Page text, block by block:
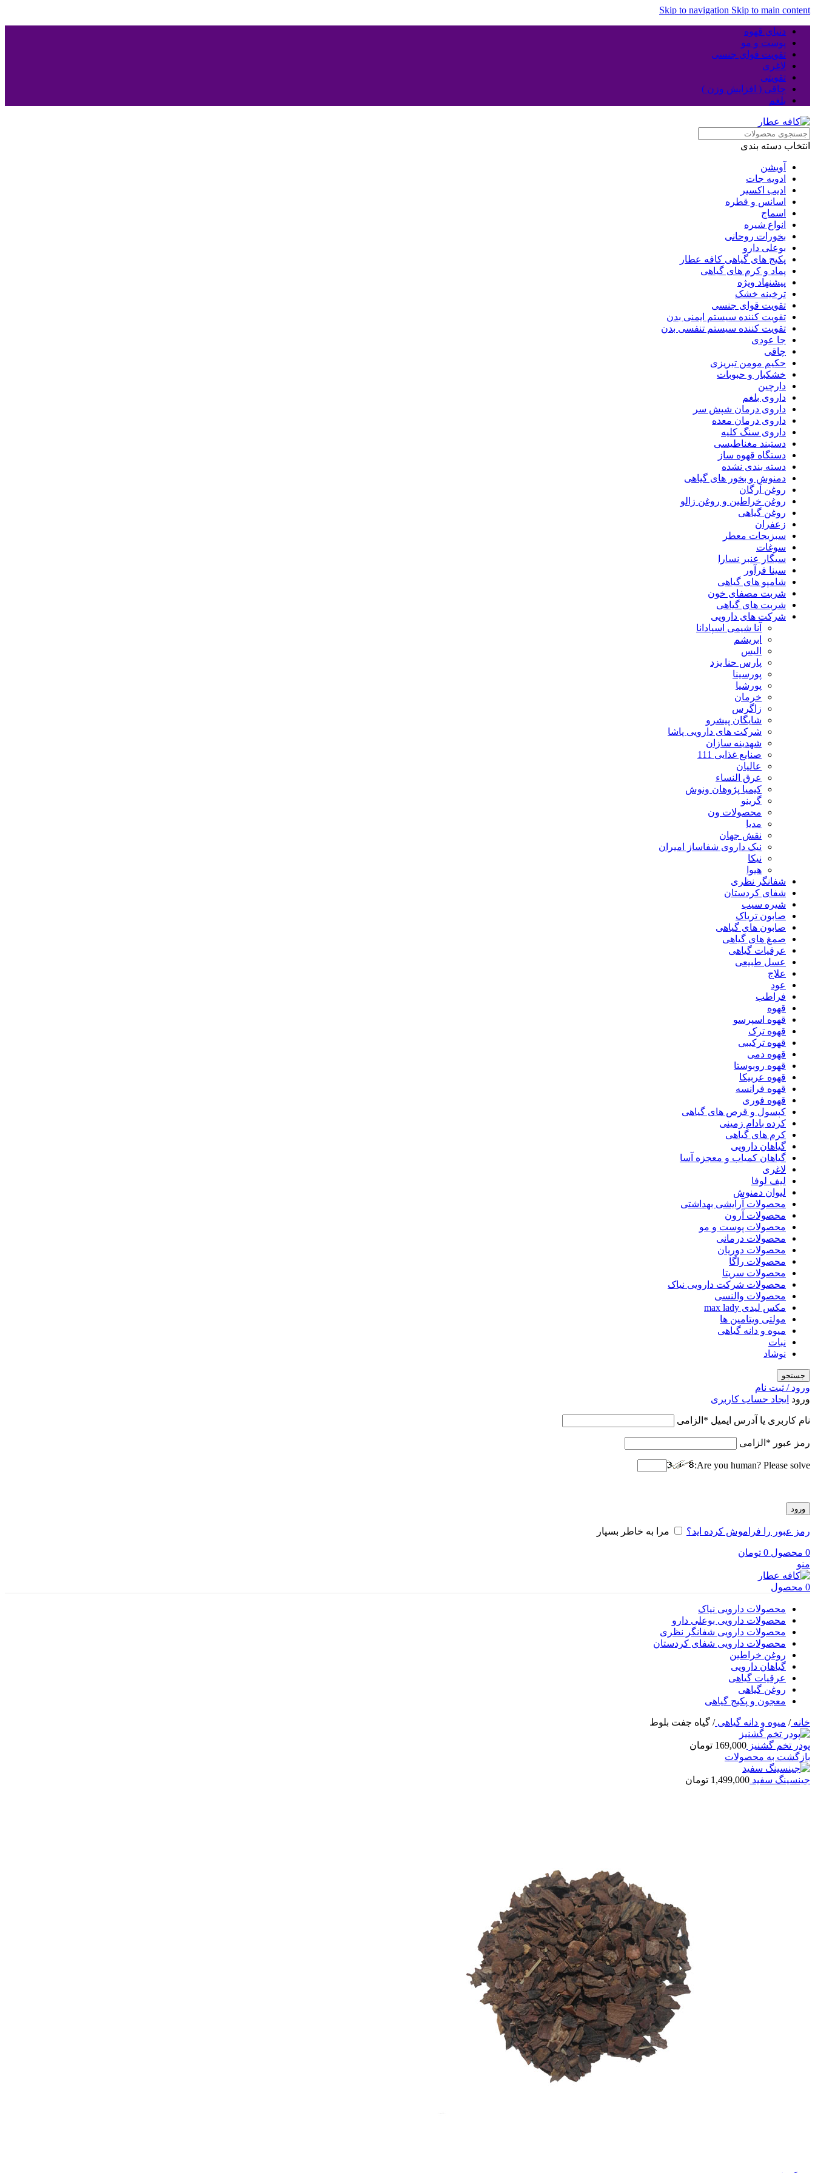
Skip to navigation Skip to main content
دنیای قهوه
پوست و مو
تقویت قوای جنسی
لاغری
تقویتی
چاقی ( افزایش وزن )
بلغم
انتخاب دسته بندی
آویشن
ادویه جات
ادیب اکسیر
اسانس و قطره
اسماج
انواع شیره
بخورات روحانی
بوعلی دارو
پکیج های گیاهی کافه عطار
پماد و کرم های گیاهی
پیشنهاد ویژه
ترخینه خشک
تقویت قوای جنسی
تقویت کننده سیستم ایمنی بدن
تقویت کننده سیستم تنفسی بدن
جا عودی
چاقی
حکیم مومن تبریزی
خشکبار و حبوبات
دارچین
داروی بلغم
داروی درمان شپش سر
داروی درمان معده
داروی سنگ کلیه
دستبند مغناطیسی
دستگاه قهوه ساز
دسته بندی نشده
دمنوش و بخور های گیاهی
روغن آرگان
روغن خراطین و روغن زالو
روغن گیاهی
زعفران
سبزیجات معطر
سوغات
سیگار عنبر نسارا
سینا فرآور
شامپو های گیاهی
شربت مصفای خون
شربت های گیاهی
شرکت های دارویی
آنا شیمی اسپادانا
ابریشم
الیس
پارس حنا یزد
پورسینا
پورشیا
خرمان
زاگرس
شایگان پیشرو
شرکت های دارویی پاشا
شهدینه سازان
صنایع غذایی 111
عالیان
عرق النساء
کیمیا پژوهان ونوش
گرینو
محصولات ون
مدیا
نقش جهان
نیک داروی شفاساز امیران
نیکا
هیوا
شفانگر نظری
شفای کردستان
شیره سیب
صابون تریاک
صابون های گیاهی
صمغ های گیاهی
عرقیات گیاهی
عسل طبیعی
علاج
عود
فراطب
قهوه
قهوه اسپرسو
قهوه ترک
قهوه ترکیبی
قهوه دمی
قهوه روبوستا
قهوه عربیکا
قهوه فرانسه
قهوه فوری
کپسول و قرص های گیاهی
کرده بادام زمینی
کرم های گیاهی
گیاهان دارویی
گیاهان کمیاب و معجزه آسا
لاغری
لیف لوفا
لیوان دمنوش
محصولات آرایشی بهداشتی
محصولات آرون
محصولات پوست و مو
محصولات درمانی
محصولات دوریان
محصولات راگا
محصولات سریتا
محصولات شرکت دارویی نیاک
محصولات والنسی
مکس لیدی max lady
مولتی ویتامین ها
میوه و دانه گیاهی
نبات
نوشاد
جستجو
ورود / ثبت نام
ورود ایجاد حساب کاربری
نام کاربری یا آدرس ایمیل * الزامی
رمز عبور * الزامی
Are you human? Please solve:
ورود
رمز عبور را فراموش کرده اید؟ مرا به خاطر بسپار
0 محصول 0 تومان
منو
0 محصول
محصولات دارویی نیاک
محصولات دارویی بوعلی دارو
محصولات دارویی شفانگر نظری
محصولات دارویی شفای کردستان
روغن خراطین
گیاهان دارویی
عرقیات گیاهی
روغن گیاهی
معجون و پکیج گیاهی
خانه/ میوه و دانه گیاهی/ گیاه جفت بلوط
پودر تخم گشنیز 169,000 تومان
بازگشت به محصولات
جینسینگ سفید 1,499,000 تومان